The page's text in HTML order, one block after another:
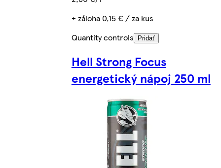
+ záloha 0,15 € / za kus
Quantity controls
Pridať
Hell Strong Focus
energetický nápoj 250 ml